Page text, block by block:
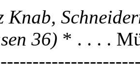
Knab,
36) * . . . .